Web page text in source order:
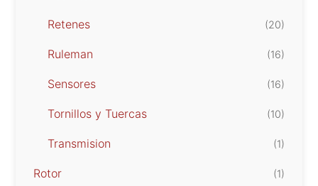
Retenes (20)
Ruleman (16)
Sensores (16)
Tornillos y Tuercas (10)
Transmision (1)
Rotor (1)